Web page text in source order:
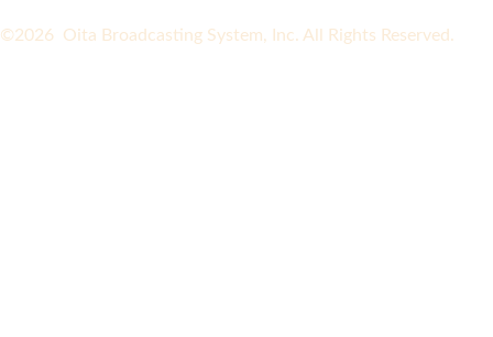
©2026 Oita Broadcasting System, Inc. All Rights Reserved.